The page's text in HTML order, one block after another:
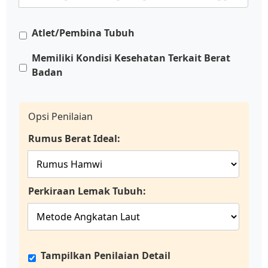
Atlet/Pembina Tubuh
Memiliki Kondisi Kesehatan Terkait Berat
Badan
Opsi Penilaian
Rumus Berat Ideal:
Perkiraan Lemak Tubuh:
Tampilkan Penilaian Detail